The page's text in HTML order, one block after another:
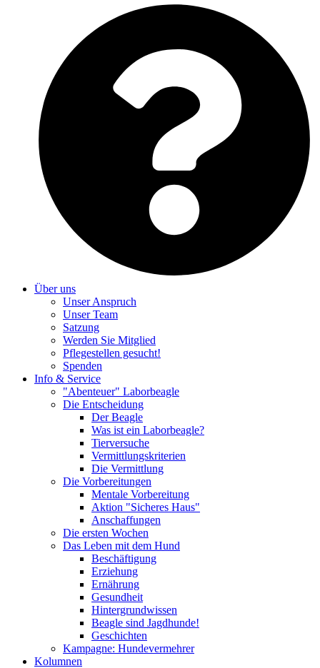
Über uns
Unser Anspruch
Unser Team
Satzung
Werden Sie Mitglied
Pflegestellen gesucht!
Spenden
Info & Service
"Abenteuer" Laborbeagle
Die Entscheidung
Der Beagle
Was ist ein Laborbeagle?
Tierversuche
Vermittlungskriterien
Die Vermittlung
Die Vorbereitungen
Mentale Vorbereitung
Aktion "Sicheres Haus"
Anschaffungen
Die ersten Wochen
Das Leben mit dem Hund
Beschäftigung
Erziehung
Ernährung
Gesundheit
Hintergrundwissen
Beagle sind Jagdhunde!
Geschichten
Kampagne: Hundevermehrer
Kolumnen